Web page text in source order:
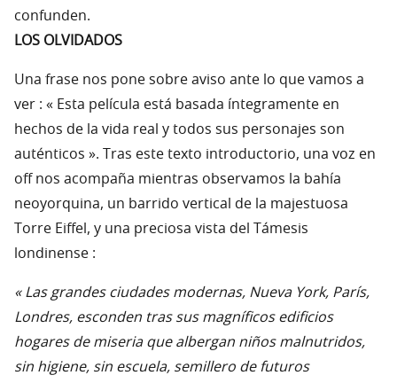
confunden.
LOS OLVIDADOS
Una frase nos pone sobre aviso ante lo que vamos a
ver : « Esta película está basada íntegramente en
hechos de la vida real y todos sus personajes son
auténticos ». Tras este texto introductorio, una voz en
off nos acompaña mientras observamos la bahía
neoyorquina, un barrido vertical de la majestuosa
Torre Eiffel, y una preciosa vista del Támesis
londinense :
« Las grandes ciudades modernas, Nueva York, París,
Londres, esconden tras sus magníficos edificios
hogares de miseria que albergan niños malnutridos,
sin higiene, sin escuela, semillero de futuros